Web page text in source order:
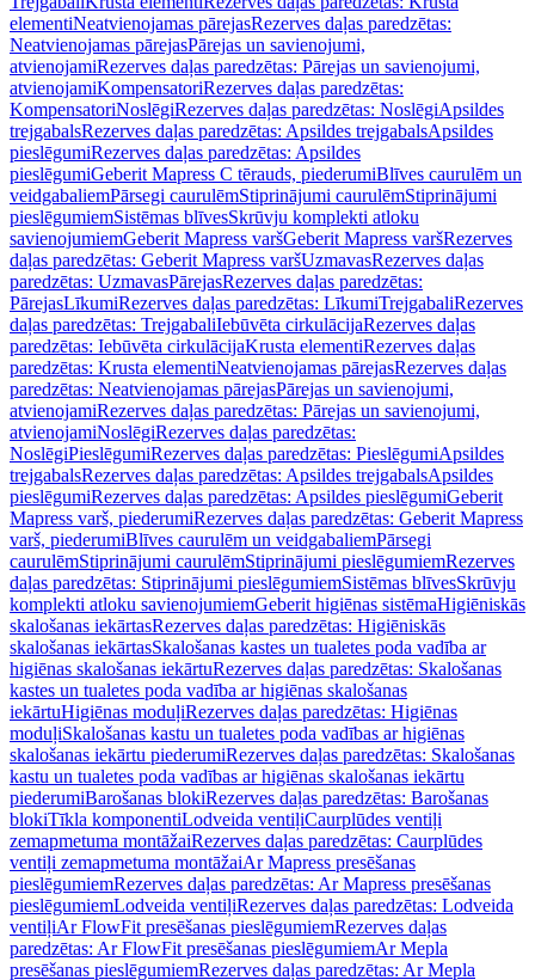
elementiNeatvienojamas pārejasRezerves daļas paredzētas:
Neatvienojamas pārejasPārejas un savienojumi,
atvienojamiRezerves daļas paredzētas: Pārejas un savienojumi,
atvienojamiKompensatoriRezerves daļas paredzētas:
KompensatoriNoslēgiRezerves daļas paredzētas: NoslēgiApsildes
trejgabalsRezerves daļas paredzētas: Apsildes trejgabalsApsildes
pieslēgumiRezerves daļas paredzētas: Apsildes
pieslēgumiGeberit Mapress C tērauds, piederumiBlīves caurulēm un
veidgabaliemPārsegi caurulēmStiprinājumi caurulēmStiprinājumi
pieslēgumiemSistēmas blīvesSkrūvju komplekti atloku
savienojumiemGeberit Mapress varšGeberit Mapress varšRezerves
daļas paredzētas: Geberit Mapress varšUzmavasRezerves daļas
paredzētas: UzmavasPārejasRezerves daļas paredzētas:
PārejasLīkumiRezerves daļas paredzētas: LīkumiTrejgabaliRezerves
daļas paredzētas: TrejgabaliIebūvēta cirkulācijaRezerves daļas
paredzētas: Iebūvēta cirkulācijaKrusta elementiRezerves daļas
paredzētas: Krusta elementiNeatvienojamas pārejasRezerves daļas
paredzētas: Neatvienojamas pārejasPārejas un savienojumi,
atvienojamiRezerves daļas paredzētas: Pārejas un savienojumi,
atvienojamiNoslēgiRezerves daļas paredzētas:
NoslēgiPieslēgumiRezerves daļas paredzētas: PieslēgumiApsildes
trejgabalsRezerves daļas paredzētas: Apsildes trejgabalsApsildes
pieslēgumiRezerves daļas paredzētas: Apsildes pieslēgumiGeberit
Mapress varš, piederumiRezerves daļas paredzētas: Geberit Mapress
varš, piederumiBlīves caurulēm un veidgabaliemPārsegi
caurulēmStiprinājumi caurulēmStiprinājumi pieslēgumiemRezerves
daļas paredzētas: Stiprinājumi pieslēgumiemSistēmas blīvesSkrūvju
komplekti atloku savienojumiemGeberit higiēnas sistēmaHigiēniskās
skalošanas iekārtasRezerves daļas paredzētas: Higiēniskās
skalošanas iekārtasSkalošanas kastes un tualetes poda vadība ar
higiēnas skalošanas iekārtuRezerves daļas paredzētas: Skalošanas
kastes un tualetes poda vadība ar higiēnas skalošanas
iekārtuHigiēnas moduļiRezerves daļas paredzētas: Higiēnas
moduļiSkalošanas kastu un tualetes poda vadības ar higiēnas
skalošanas iekārtu piederumiRezerves daļas paredzētas: Skalošanas
kastu un tualetes poda vadības ar higiēnas skalošanas iekārtu
piederumiBarošanas blokiRezerves daļas paredzētas: Barošanas
blokiTīkla komponentiLodveida ventiļiCaurplūdes ventiļi
zemapmetuma montāžaiRezerves daļas paredzētas: Caurplūdes
ventiļi zemapmetuma montāžaiAr Mapress presēšanas
pieslēgumiemRezerves daļas paredzētas: Ar Mapress presēšanas
pieslēgumiemLodveida ventiļiRezerves daļas paredzētas: Lodveida
ventiļiAr FlowFit presēšanas pieslēgumiemRezerves daļas
paredzētas: Ar FlowFit presēšanas pieslēgumiemAr Mepla
presēšanas pieslēgumiemRezerves daļas paredzētas: Ar Mepla